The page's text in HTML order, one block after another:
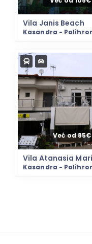
Vila Janis Beach
Kasandra -
Već od 85€
Vila Atanasia
Kasandra -